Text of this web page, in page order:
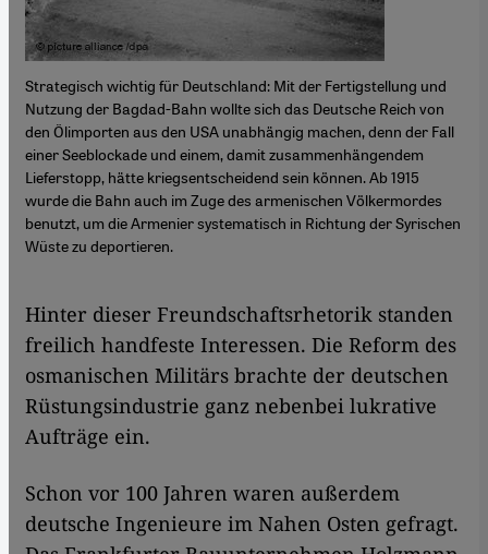
Strategisch wichtig für Deutschland: Mit der Fertigstellung und
Nutzung der Bagdad-Bahn wollte sich das Deutsche Reich von
den Ölimporten aus den USA unabhängig machen, denn der Fall
einer Seeblockade und einem, damit zusammenhängendem
Lieferstopp, hätte kriegsentscheidend sein können. Ab 1915
wurde die Bahn auch im Zuge des armenischen Völkermordes
benutzt, um die Armenier systematisch in Richtung der Syrischen
Wüste zu deportieren.
Hinter dieser Freundschaftsrhetorik standen
freilich handfeste Interessen. Die Reform des
osmanischen Militärs brachte der deutschen
Rüstungsindustrie ganz nebenbei lukrative
Aufträge ein.
Schon vor 100 Jahren waren außerdem
deutsche Ingenieure im Nahen Osten gefragt.